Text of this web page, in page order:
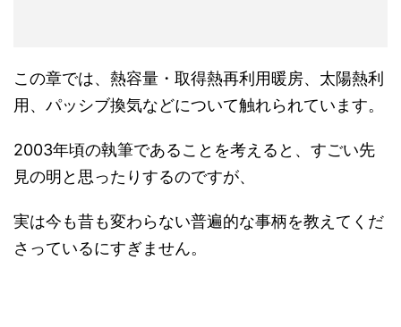
この章では、熱容量・取得熱再利用暖房、太陽熱利
用、パッシブ換気などについて触れられています。
2003年頃の執筆であることを考えると、すごい先
見の明と思ったりするのですが、
実は今も昔も変わらない普遍的な事柄を教えてくだ
さっているにすぎません。